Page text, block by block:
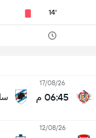
14'
17/08/26
06:45 م
12/08/26